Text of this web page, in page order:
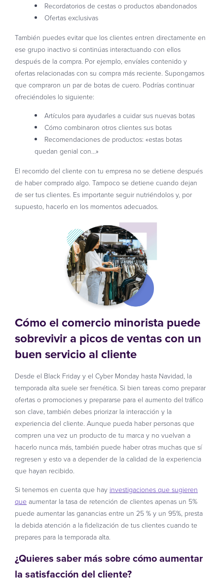
Recordatorios de cestas o productos abandonados
Ofertas exclusivas
También puedes evitar que los clientes entren directamente en
ese grupo inactivo si continúas interactuando con ellos
después de la compra. Por ejemplo, envíales contenido y
ofertas relacionadas con su compra más reciente. Supongamos
que compraron un par de botas de cuero. Podrías continuar
ofreciéndoles lo siguiente:
Artículos para ayudarles a cuidar sus nuevas botas
Cómo combinaron otros clientes sus botas
Recomendaciones de productos: «estas botas
quedan genial con…»
El recorrido del cliente con tu empresa no se detiene después
de haber comprado algo. Tampoco se detiene cuando dejan
de ser tus clientes. Es importante seguir nutriéndolos y, por
supuesto, hacerlo en los momentos adecuados.
Cómo el comercio minorista puede
sobrevivir a picos de ventas con un
buen servicio al cliente
Desde el Black Friday y el Cyber Monday hasta Navidad, la
temporada alta suele ser frenética. Si bien tareas como preparar
ofertas o promociones y prepararse para el aumento del tráfico
son clave, también debes priorizar la interacción y la
experiencia del cliente. Aunque pueda haber personas que
compren una vez un producto de tu marca y no vuelvan a
hacerlo nunca más, también puede haber otras muchas que sí
regresen y esto va a depender de la calidad de la experiencia
que hayan recibido.
Si tenemos en cuenta que hay investigaciones que sugieren
que aumentar la tasa de retención de clientes apenas un 5%
puede aumentar las ganancias entre un 25 % y un 95%, presta
la debida atención a la fidelización de tus clientes cuando te
prepares para la temporada alta.
¿Quieres saber más sobre cómo aumentar
la satisfacción del cliente?